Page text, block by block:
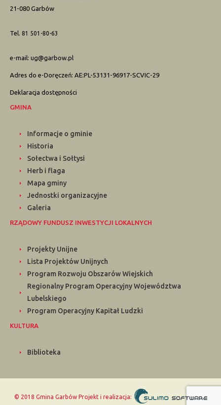
21-080 Garbów
Tel. 81 501-80-63
e-mail: ug@garbow.pl
Adres do e-Doręczeń: AE:PL-53131-96917-SCVIC-29
Deklaracja dostępności
GMINA
Informacje o gminie
Historia
Sołectwa i Sołtysi
Herb i flaga
Mapa gminy
Jednostki organizacyjne
Galeria
RZĄDOWY FUNDUSZ INWESTYCJI LOKALNYCH
Projekty Unijne
Lista Projektów Unijnych
Program Rozwoju Obszarów Wiejskich
Regionalny Program Operacyjny Województwa
Lubelskiego
Program Operacyjny Kapitał Ludzki
KULTURA
Biblioteka
© 2018 Gmina Garbów Projekt i realizacja: